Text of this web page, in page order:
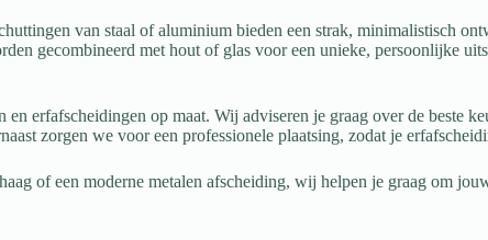
van staal of aluminium bieden een strak, minimalistisch
gecombineerd met hout of glas voor een unieke, persoonlijke
erfafscheidingen op maat. Wij adviseren je graag over de beste
zorgen we voor een professionele plaatsing, zodat je
of een moderne metalen afscheiding, wij helpen je graag om